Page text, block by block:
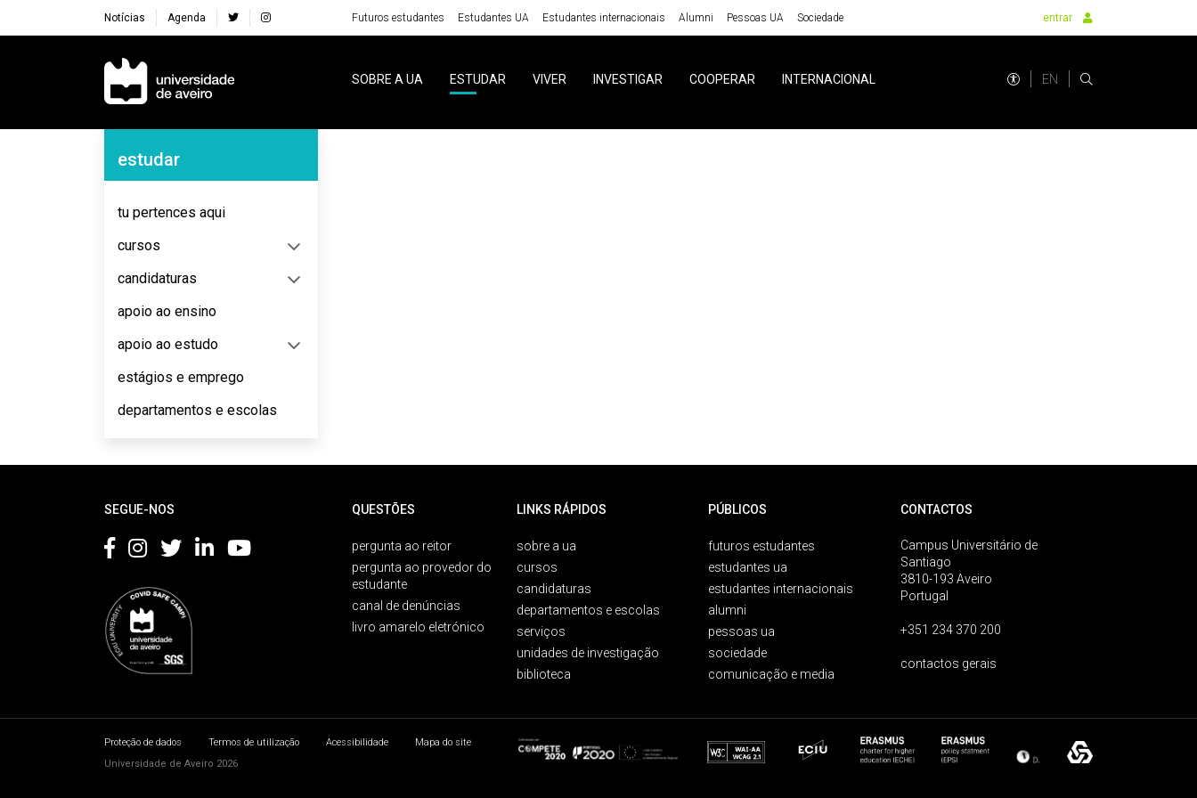
Notícias Agenda Futuros estudantes Estudantes UA Estudantes internacionais Alumni Pessoas UA Sociedade entrar
Navegação Principal
SOBRE A UA ESTUDAR VIVER INVESTIGAR COOPERAR INTERNACIONAL EN
Navegação Lateral
estudar
tu pertences aqui
cursos
candidaturas
apoio ao ensino
apoio ao estudo
estágios e emprego
departamentos e escolas
SEGUE-NOS QUESTÕES
pergunta ao reitor
pergunta ao provedor do
estudante
canal de denúncias
livro amarelo eletrónico
LINKS RÁPIDOS
sobre a ua
cursos
candidaturas
departamentos e escolas
serviços
unidades de investigação
biblioteca
PÚBLICOS
futuros estudantes
estudantes ua
estudantes internacionais
alumni
pessoas ua
sociedade
comunicação e media
CONTACTOS
Campus Universitário de
Santiago
3810-193 Aveiro
Portugal
+351 234 370 200
contactos gerais
Proteção de dados Termos de utilização Acessibilidade
Mapa do site
Universidade de Aveiro 2026